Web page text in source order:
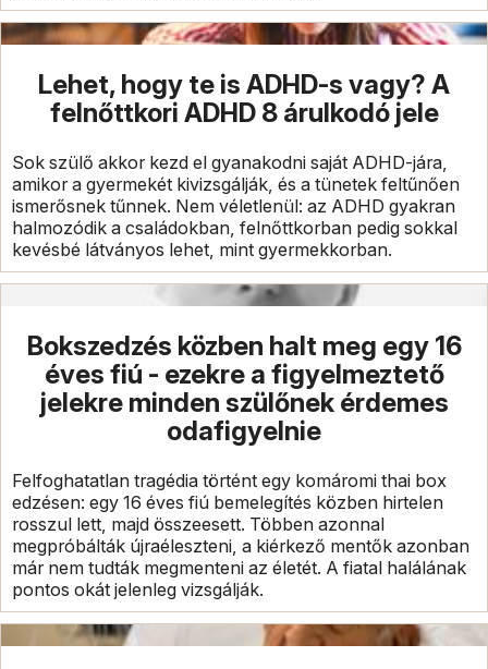
Lehet, hogy te is ADHD-s vagy? A
felnőttkori ADHD 8 árulkodó jele
Sok szülő akkor kezd el gyanakodni saját ADHD-jára,
amikor a gyermekét kivizsgálják, és a tünetek feltűnően
ismerősnek tűnnek. Nem véletlenül: az ADHD gyakran
halmozódik a családokban, felnőttkorban pedig sokkal
kevésbé látványos lehet, mint gyermekkorban.
Bokszedzés közben halt meg egy 16
éves fiú - ezekre a figyelmeztető
jelekre minden szülőnek érdemes
odafigyelnie
Felfoghatatlan tragédia történt egy komáromi thai box
edzésen: egy 16 éves fiú bemelegítés közben hirtelen
rosszul lett, majd összeesett. Többen azonnal
megpróbálták újraéleszteni, a kiérkező mentők azonban
már nem tudták megmenteni az életét. A fiatal halálának
pontos okát jelenleg vizsgálják.